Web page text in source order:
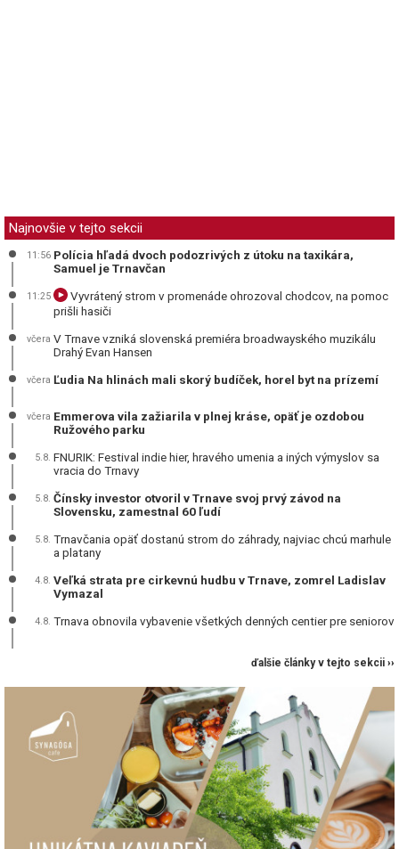
Najnovšie v tejto sekcii
11:56 Polícia hľadá dvoch podozrivých z útoku na taxikára,
Samuel je Trnavčan
11:25
Vyvrátený strom v promenáde ohrozoval chodcov, na pomoc
prišli hasiči
včera V Trnave vzniká slovenská premiéra broadwayského muzikálu
Drahý Evan Hansen
včera Ľudia Na hlinách mali skorý budíček, horel byt na prízemí
včera Emmerova vila zažiarila v plnej kráse, opäť je ozdobou
Ružového parku
5.8. FNURIK: Festival indie hier, hravého umenia a iných výmyslov sa
vracia do Trnavy
5.8. Čínsky investor otvoril v Trnave svoj prvý závod na
Slovensku, zamestnal 60 ľudí
5.8. Trnavčania opäť dostanú strom do záhrady, najviac chcú marhule
a platany
4.8. Veľká strata pre cirkevnú hudbu v Trnave, zomrel Ladislav
Vymazal
4.8. Trnava obnovila vybavenie všetkých denných centier pre seniorov
ďalšie články v tejto sekcii ››